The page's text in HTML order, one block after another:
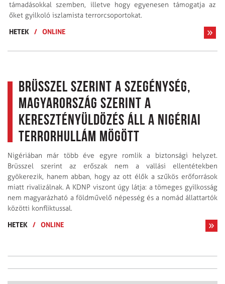
támadásokkal szemben, illetve hogy egyenesen támogatja az
őket gyilkoló iszlamista terrorcsoportokat.
HETEK
/ ONLINE
Brüsszel szerint a szegénység,
Magyarország szerint a
keresztényüldözés áll a Nigériai
terrorhullám mögött
Nigériában már több éve egyre romlik a biztonsági helyzet.
Brüsszel szerint az erőszak nem a vallási ellentétekben
gyökerezik, hanem abban, hogy az ott élők a szűkös erőforrások
miatt rivalizálnak. A KDNP viszont úgy látja: a tömeges gyilkosság
nem magyarázható a földművelő népesség és a nomád állattartók
közötti konfliktussal.
HETEK
/ ONLINE